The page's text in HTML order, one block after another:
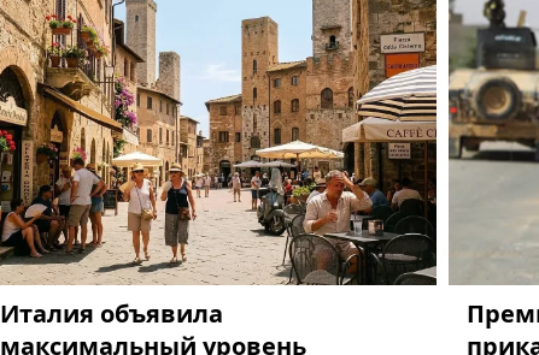
Италия объявила
максимальный уровень